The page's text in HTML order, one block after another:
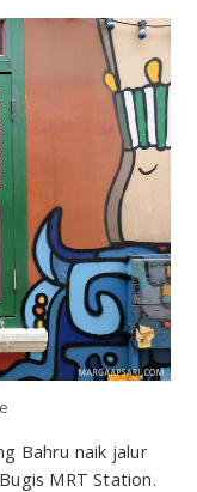
Bahru naik jalur
MRT Station.